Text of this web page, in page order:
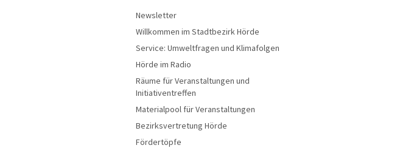
Newsletter
Willkommen im Stadtbezirk Hörde
Service: Umweltfragen und Klimafolgen
Hörde im Radio
Räume für Veranstaltungen und
Initiativentreffen
Materialpool für Veranstaltungen
Bezirksvertretung Hörde
Fördertöpfe